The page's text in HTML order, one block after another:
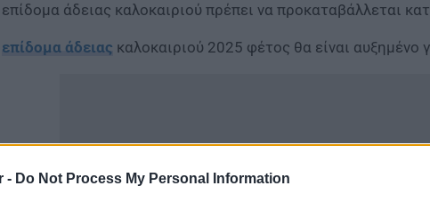
- Do Not Process My Personal Information
άδειας καλοκαιριού πρέπει να προκαταβάλλεται
επίδομα άδειας καλοκαιριού 2025 φέτος θα είναι αυξημένο